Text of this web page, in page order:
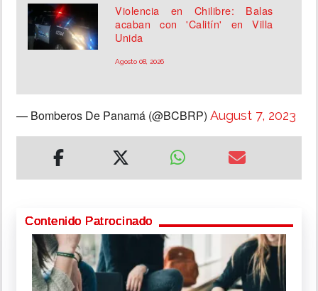
Violencia en Chilibre: Balas
acaban con 'Calitín' en Villa
Unida
Agosto 08, 2026
— Bomberos De Panamá (@BCBRP) August 7, 2023
Contenido Patrocinado